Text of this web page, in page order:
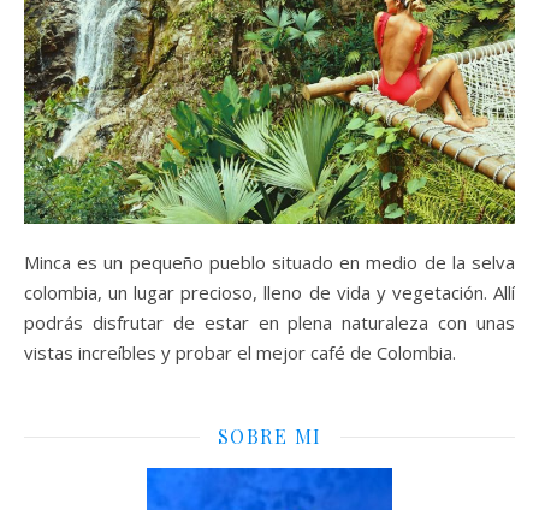
Minca es un pequeño pueblo situado en medio de la selva
colombia, un lugar precioso, lleno de vida y vegetación. Allí
podrás disfrutar de estar en plena naturaleza con unas
vistas increíbles y probar el mejor café de Colombia.
SOBRE MI